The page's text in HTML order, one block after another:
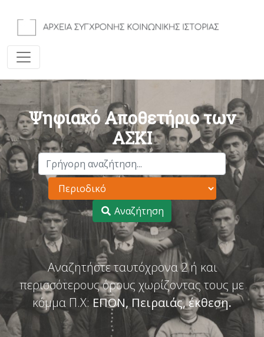
Ψηφιακό Αποθετήριο των
ΑΣΚΙ
Αναζήτηση
Αναζητήστε ταυτόχρονα 2 ή και
περισσότερους όρους χωρίζοντας τους με
κόμμα Π.Χ: ΕΠΟΝ, Πειραιάς, έκθεση.